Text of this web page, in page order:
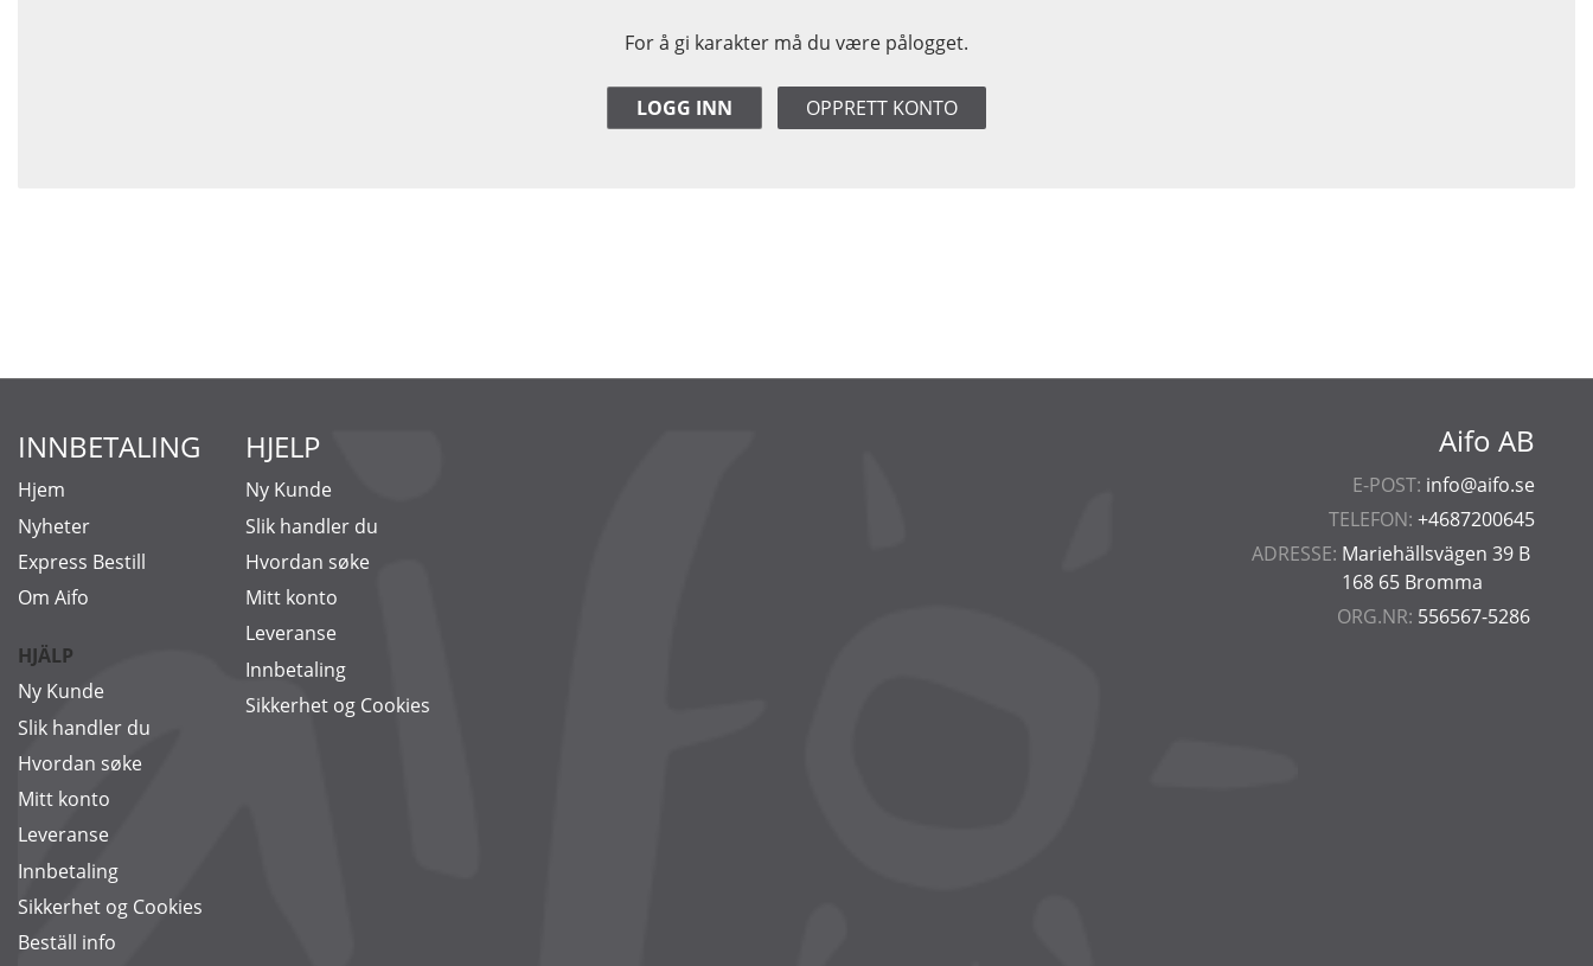
For å gi karakter må du være pålogget.
LOGG INN OPPRETT KONTO
Aifo AB
E-POST: info@aifo.se
TELEFON: +4687200645
ADRESSE: Mariehällsvägen 39 B
168 65 Bromma
ORG.NR: 556567-5286
INNBETALING
Hjem
Nyheter
Express Bestill
Om Aifo
HJÄLP
Ny Kunde
Slik handler du
Hvordan søke
Mitt konto
Leveranse
Innbetaling
Sikkerhet og Cookies
Beställ info
HJELP
Ny Kunde
Slik handler du
Hvordan søke
Mitt konto
Leveranse
Innbetaling
Sikkerhet og Cookies